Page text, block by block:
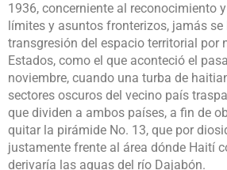
1936, concerniente al reconocimiento
límites y asuntos fronterizos, jamás
transgresión del espacio territorial por
Estados, como el que aconteció el
noviembre, cuando una turba de
sectores oscuros del vecino país
que dividen a ambos países, a fin de
quitar la pirámide No. 13, que por
justamente frente al área dónde Haití
derivaría las aguas del río Dajabón.